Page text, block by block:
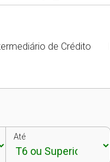
de Crédito
Até